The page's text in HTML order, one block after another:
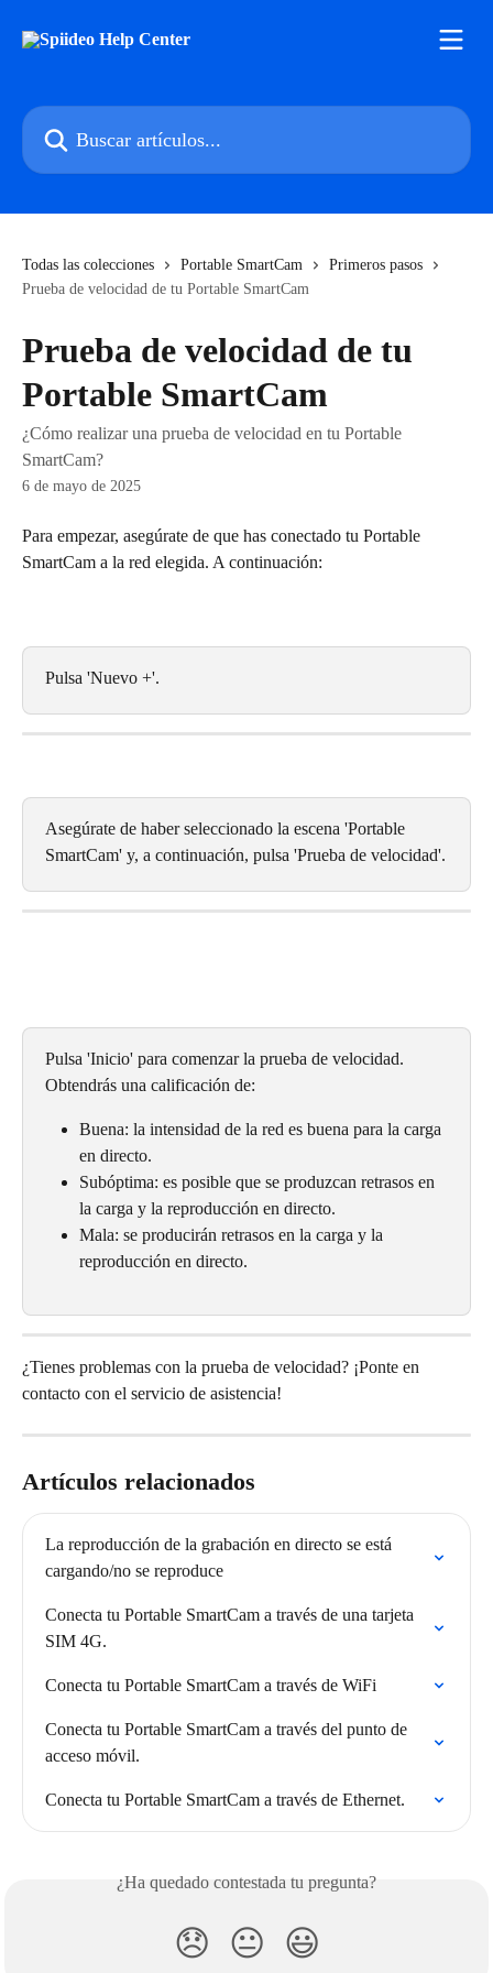
Buscar artículos...
Todas las colecciones Portable SmartCam
Primeros pasos
Prueba de velocidad de tu Portable SmartCam
Prueba de velocidad de tu
Portable SmartCam
¿Cómo realizar una prueba de velocidad en tu Portable
SmartCam?
6 de mayo de 2025
Para empezar, asegúrate de que has conectado tu Portable
SmartCam a la red elegida. A continuación:
Pulsa 'Nuevo +'.
Asegúrate de haber seleccionado la escena 'Portable
SmartCam' y, a continuación, pulsa 'Prueba de velocidad'.
Pulsa 'Inicio' para comenzar la prueba de velocidad.
Obtendrás una calificación de:
Buena: la intensidad de la red es buena para la carga
en directo.
Subóptima: es posible que se produzcan retrasos en
la carga y la reproducción en directo.
Mala: se producirán retrasos en la carga y la
reproducción en directo.
¿Tienes problemas con la prueba de velocidad? ¡Ponte en
contacto con el servicio de asistencia!
Artículos relacionados
La reproducción de la grabación en directo se está
cargando/no se reproduce
Conecta tu Portable SmartCam a través de una tarjeta
SIM 4G.
Conecta tu Portable SmartCam a través de WiFi
Conecta tu Portable SmartCam a través del punto de
acceso móvil.
Conecta tu Portable SmartCam a través de Ethernet.
¿Ha quedado contestada tu pregunta?
😞 😐 😃